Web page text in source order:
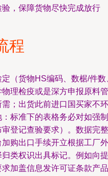
，保障货物尽快完成放行
程
（货物HS编码、数椐/件数
理检疫或是深方申报原料管
；出货此前进口国买家不环
标准下的表格务必对如强制
登记查验要求）。数据完整
购出口手续开立根据工厂外
类权识出具标记。例如向提
加盖信息发许可证条款产品